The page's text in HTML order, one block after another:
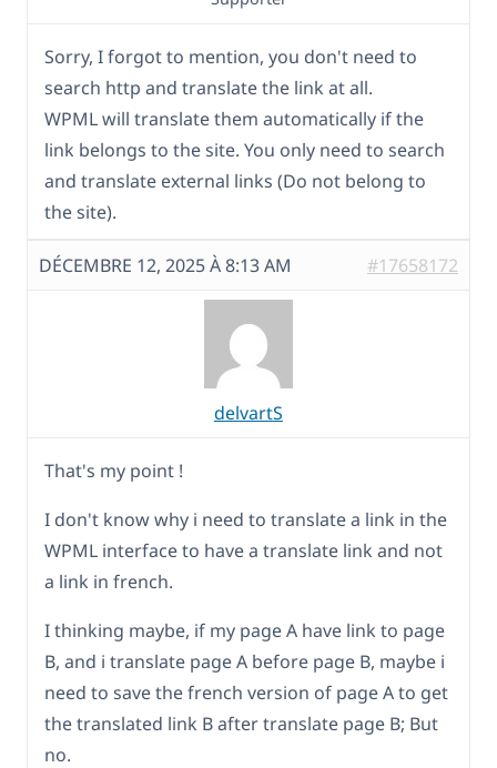
Sorry, I forgot to mention, you don't need to
search http and translate the link at all.
WPML will translate them automatically if the
link belongs to the site. You only need to search
and translate external links (Do not belong to
the site).
DÉCEMBRE 12, 2025 À 8:13 AM #17658172
delvartS
That's my point !
I don't know why i need to translate a link in the
WPML interface to have a translate link and not
a link in french.
I thinking maybe, if my page A have link to page
B, and i translate page A before page B, maybe i
need to save the french version of page A to get
the translated link B after translate page B; But
no.